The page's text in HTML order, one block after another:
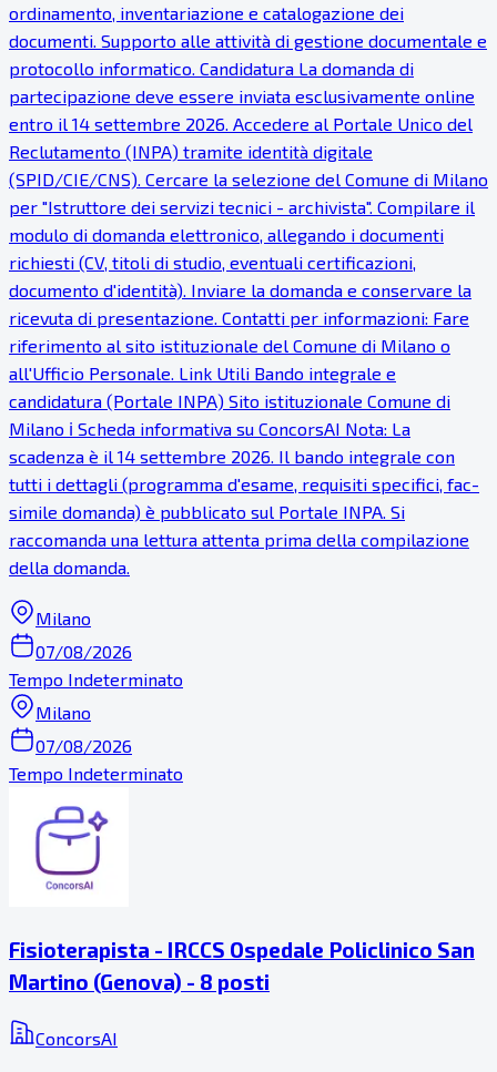
ordinamento, inventariazione e catalogazione dei
documenti. Supporto alle attività di gestione documentale e
protocollo informatico. Candidatura La domanda di
partecipazione deve essere inviata esclusivamente online
entro il 14 settembre 2026. Accedere al Portale Unico del
Reclutamento (INPA) tramite identità digitale
(SPID/CIE/CNS). Cercare la selezione del Comune di Milano
per "Istruttore dei servizi tecnici - archivista". Compilare il
modulo di domanda elettronico, allegando i documenti
richiesti (CV, titoli di studio, eventuali certificazioni,
documento d'identità). Inviare la domanda e conservare la
ricevuta di presentazione. Contatti per informazioni: Fare
riferimento al sito istituzionale del Comune di Milano o
all'Ufficio Personale. Link Utili Bando integrale e
candidatura (Portale INPA) Sito istituzionale Comune di
Milano ℹ Scheda informativa su ConcorsAI Nota: La
scadenza è il 14 settembre 2026. Il bando integrale con
tutti i dettagli (programma d'esame, requisiti specifici, fac-
simile domanda) è pubblicato sul Portale INPA. Si
raccomanda una lettura attenta prima della compilazione
della domanda.
Milano
07/08/2026
Tempo Indeterminato
Milano
07/08/2026
Tempo Indeterminato
Fisioterapista - IRCCS Ospedale Policlinico San
Martino (Genova) - 8 posti
ConcorsAI